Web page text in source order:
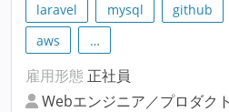
laravel mysql github
aws
…
雇用形態 正社員
Webエンジニア／プロダク